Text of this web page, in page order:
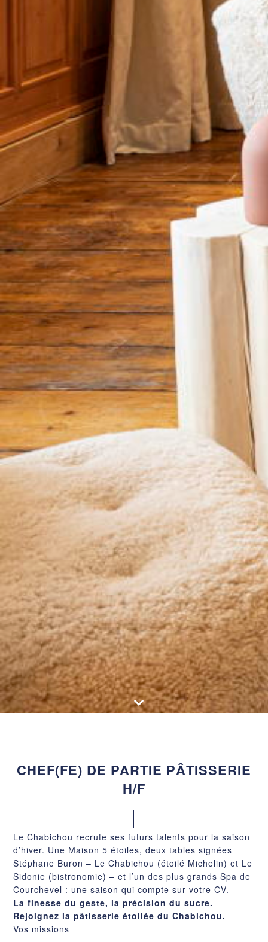
CHEF(FE) DE PARTIE PÂTISSERIE
H/F
Le Chabichou recrute ses futurs talents pour la saison
d’hiver. Une Maison 5 étoiles, deux tables signées
Stéphane Buron – Le Chabichou (étoilé Michelin) et Le
Sidonie (bistronomie) – et l’un des plus grands Spa de
Courchevel : une saison qui compte sur votre CV.
La finesse du geste, la précision du sucre.
Rejoignez la pâtisserie étoilée du Chabichou.
Vos missions